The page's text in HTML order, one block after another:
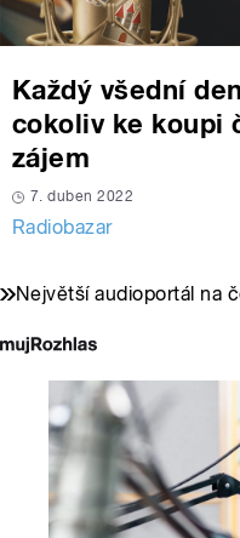
Každý všední
cokoliv ke koupi
zájem
7. duben 2022
Radiobazar
Největší audioportál na